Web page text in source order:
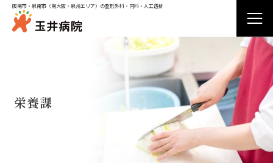
阪南市・泉南市（南大阪・泉州エリア）の整形外科・内科・人工透析
外来受診
栄養課